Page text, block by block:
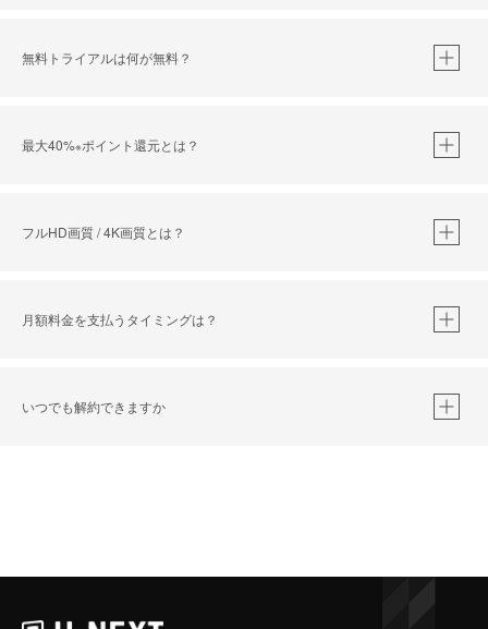
無料トライアルは何が無料？
最大40%※ポイント還元とは？
※40％ポイント還元の対象は、クレジットカード決済による作品の購入 / レンタルです。
iOSアプリのUコイン決済による作品の購入 / レンタルは、20％のポイント還元です。
フルHD画質 / 4K画質とは？
月額料金を支払うタイミングは？
いつでも解約できますか